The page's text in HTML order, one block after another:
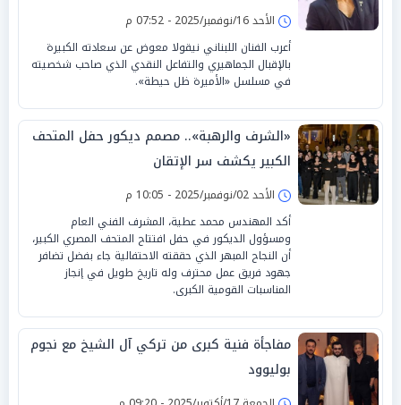
الأحد 16/نوفمبر/2025 - 07:52 م
أعرب الفنان اللبناني نيقولا معوض عن سعادته الكبيرة
بالإقبال الجماهيري والتفاعل النقدي الذي صاحب شخصيته
في مسلسل «الأميرة ظل حيطة».
«الشرف والرهبة».. مصمم ديكور حفل المتحف
الكبير يكشف سر الإتقان
الأحد 02/نوفمبر/2025 - 10:05 م
أكد المهندس محمد عطية، المشرف الفني العام
ومسؤول الديكور في حفل افتتاح المتحف المصري الكبير،
أن النجاح المبهر الذي حققته الاحتفالية جاء بفضل تضافر
جهود فريق عمل محترف وله تاريخ طويل في إنجاز
المناسبات القومية الكبرى.
مفاجأة فنية كبرى من تركي آل الشيخ مع نجوم
بوليوود